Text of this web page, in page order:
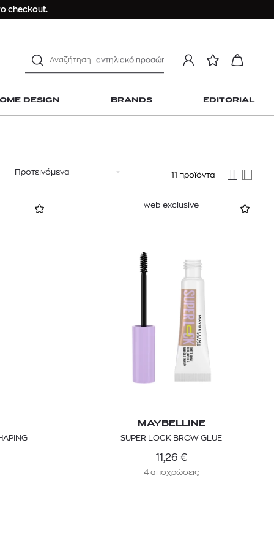
checkout.
DESIGN BRANDS EDITORIAL
ανδρικο t-shirt
αντηλιακό προσώπου
kiehl's avocado eye
Dior sauvage
estee lauder double wear
kiehl's avocado eye
Προτεινόμενα 11 προϊόντα
web exclusive
MAYBELLINE
SUPER LOCK BROW GLUE
11,26 €
4 αποχρώσεις